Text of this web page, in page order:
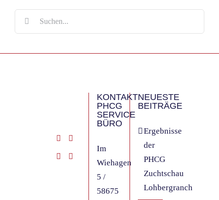
Suche
nach:
KONTAKT
PHCG
SERVICE
BÜRO
Im
Wiehagen
5 /
58675
NEUESTE
BEITRÄGE
Ergebnisse
der
PHCG
Zuchtschau
Lohbergranch